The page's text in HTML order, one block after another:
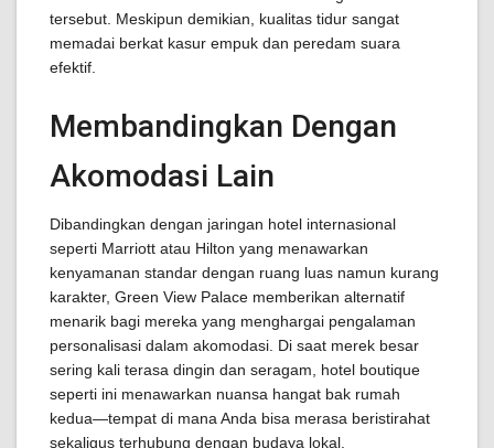
tersebut. Meskipun demikian, kualitas tidur sangat
memadai berkat kasur empuk dan peredam suara
efektif.
Membandingkan Dengan
Akomodasi Lain
Dibandingkan dengan jaringan hotel internasional
seperti Marriott atau Hilton yang menawarkan
kenyamanan standar dengan ruang luas namun kurang
karakter, Green View Palace memberikan alternatif
menarik bagi mereka yang menghargai pengalaman
personalisasi dalam akomodasi. Di saat merek besar
sering kali terasa dingin dan seragam, hotel boutique
seperti ini menawarkan nuansa hangat bak rumah
kedua—tempat di mana Anda bisa merasa beristirahat
sekaligus terhubung dengan budaya lokal.